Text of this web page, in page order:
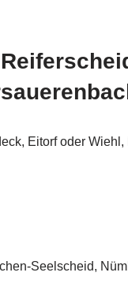
Eitorf oder
Seelscheid,